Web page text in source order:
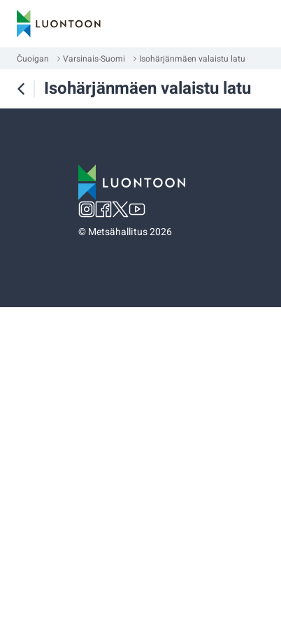
Čuoigan Varsinais-Suomi Isohärjänmäen valaistu latu
Isohärjänmäen valaistu latu
©Metsähallitus 2026